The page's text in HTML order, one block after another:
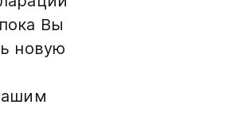
Вы
новую